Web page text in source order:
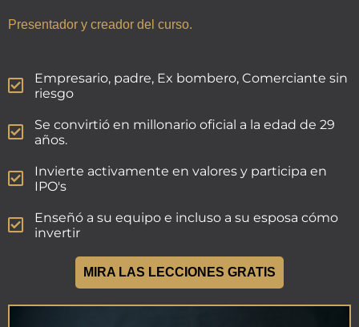
Presentador y creador del curso.
Empresario, padre, Ex bombero, Comerciante sin
riesgo
Se convirtió en millonario oficial a la edad de 29
años.
Invierte activamente en valores y participa en
IPO's
Enseñó a su equipo e incluso a su esposa cómo
invertir
MIRA LAS LECCIONES GRATIS